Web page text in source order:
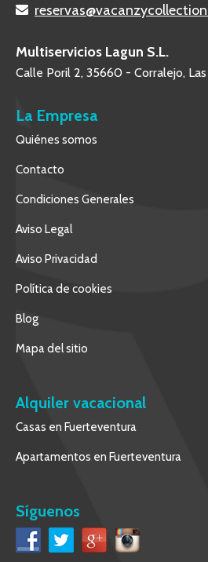
Multiservicios Lagun S.L.
Calle Poril 2, 35660 - Corralejo,
La Empresa
Quiénes somos
Contacto
Condiciones Generales
Aviso Legal
Aviso Privacidad
Política de cookies
Blog
Mapa del sitio
Alquiler vacacional
Casas en Fuerteventura
Apartamentos en Fuerteventura
Síguenos